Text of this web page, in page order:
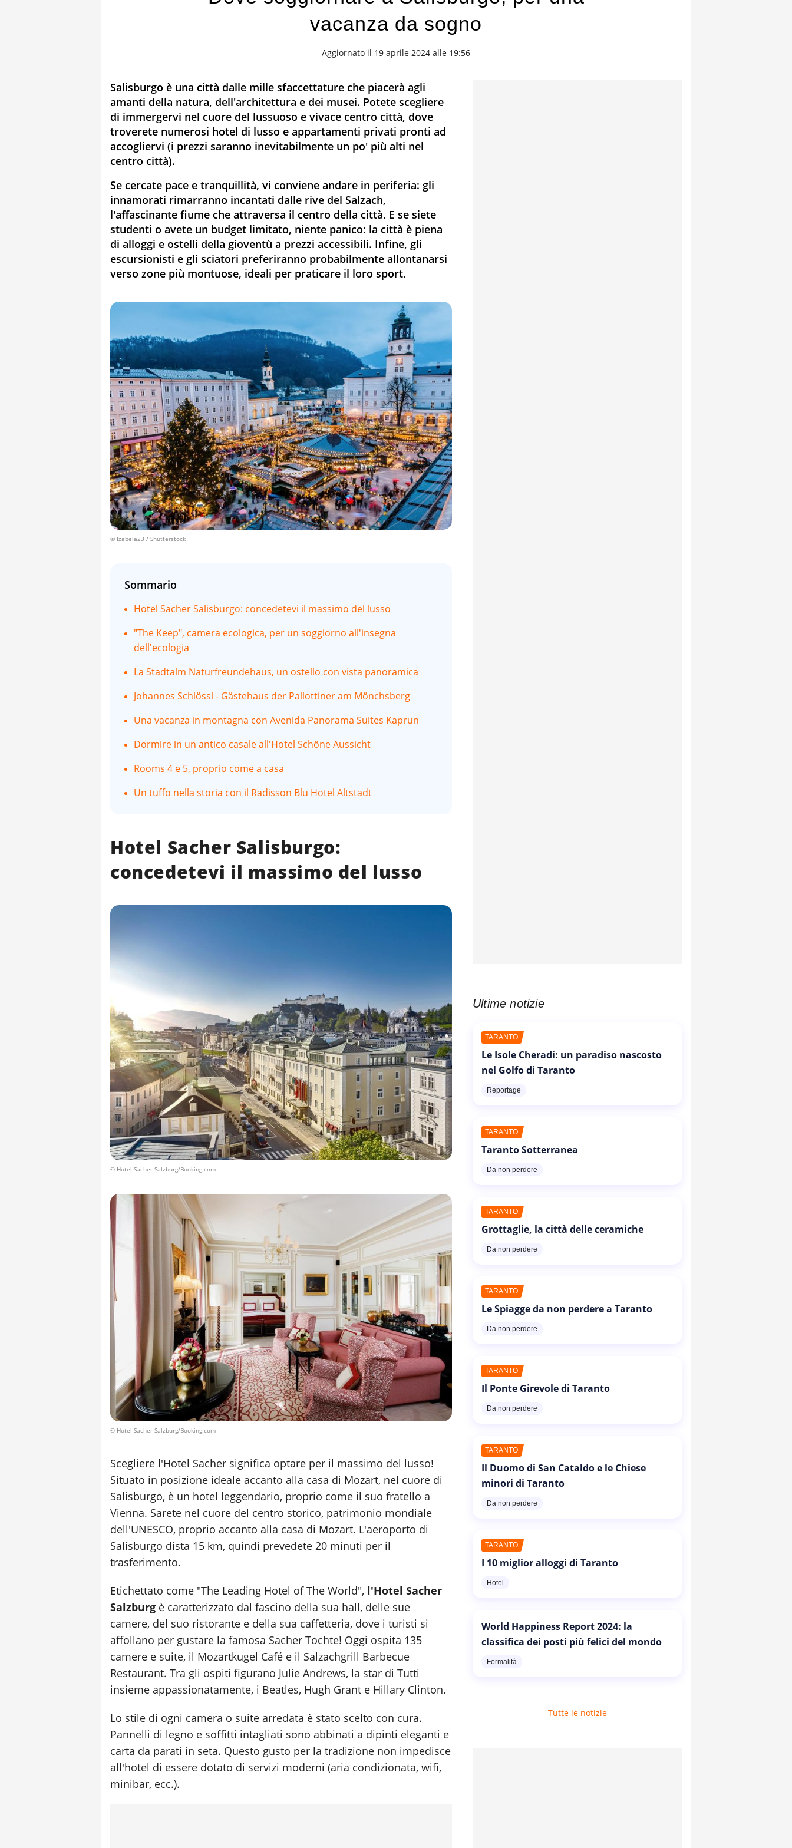
vacanza da sogno
Aggiornato il 19 aprile 2024 alle 19:56
Salisburgo è una città dalle mille sfaccettature che piacerà agli
amanti della natura, dell'architettura e dei musei. Potete scegliere
di immergervi nel cuore del lussuoso e vivace centro città, dove
troverete numerosi hotel di lusso e appartamenti privati pronti ad
accogliervi (i prezzi saranno inevitabilmente un po' più alti nel
centro città).
Se cercate pace e tranquillità, vi conviene andare in periferia: gli
innamorati rimarranno incantati dalle rive del Salzach,
l'affascinante fiume che attraversa il centro della città. E se siete
studenti o avete un budget limitato, niente panico: la città è piena
di alloggi e ostelli della gioventù a prezzi accessibili. Infine, gli
escursionisti e gli sciatori preferiranno probabilmente allontanarsi
verso zone più montuose, ideali per praticare il loro sport.
© Izabela23 / Shutterstock
Sommario
Hotel Sacher Salisburgo: concedetevi il massimo del lusso
"The Keep", camera ecologica, per un soggiorno all'insegna
dell'ecologia
La Stadtalm Naturfreundehaus, un ostello con vista panoramica
Johannes Schlössl - Gästehaus der Pallottiner am Mönchsberg
Una vacanza in montagna con Avenida Panorama Suites Kaprun
Dormire in un antico casale all'Hotel Schöne Aussicht
Rooms 4 e 5, proprio come a casa
Un tuffo nella storia con il Radisson Blu Hotel Altstadt
Hotel Sacher Salisburgo:
concedetevi il massimo del lusso
© Hotel Sacher Salzburg/Booking.com
© Hotel Sacher Salzburg/Booking.com
Scegliere l'Hotel Sacher significa optare per il massimo del lusso!
Situato in posizione ideale accanto alla casa di Mozart, nel cuore di
Salisburgo, è un hotel leggendario, proprio come il suo fratello a
Vienna. Sarete nel cuore del centro storico, patrimonio mondiale
dell'UNESCO, proprio accanto alla casa di Mozart. L'aeroporto di
Salisburgo dista 15 km, quindi prevedete 20 minuti per il
trasferimento.
Etichettato come "The Leading Hotel of The World", l'Hotel Sacher
Salzburg è caratterizzato dal fascino della sua hall, delle sue
camere, del suo ristorante e della sua caffetteria, dove i turisti si
affollano per gustare la famosa Sacher Tochte! Oggi ospita 135
camere e suite, il Mozartkugel Café e il Salzachgrill Barbecue
Restaurant. Tra gli ospiti figurano Julie Andrews, la star di Tutti
insieme appassionatamente, i Beatles, Hugh Grant e Hillary Clinton.
Lo stile di ogni camera o suite arredata è stato scelto con cura.
Pannelli di legno e soffitti intagliati sono abbinati a dipinti eleganti e
carta da parati in seta. Questo gusto per la tradizione non impedisce
all'hotel di essere dotato di servizi moderni (aria condizionata, wifi,
minibar, ecc.).
Ultime notizie
TARANTO
Le Isole Cheradi: un paradiso nascosto
nel Golfo di Taranto
Reportage
TARANTO
Taranto Sotterranea
Da non perdere
TARANTO
Grottaglie, la città delle ceramiche
Da non perdere
TARANTO
Le Spiagge da non perdere a Taranto
Da non perdere
TARANTO
Il Ponte Girevole di Taranto
Da non perdere
TARANTO
Il Duomo di San Cataldo e le Chiese
minori di Taranto
Da non perdere
TARANTO
I 10 miglior alloggi di Taranto
Hotel
World Happiness Report 2024: la
classifica dei posti più felici del mondo
Formalità
Tutte le notizie